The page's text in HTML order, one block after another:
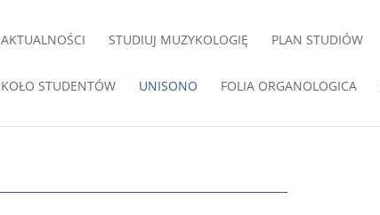
AKTUALNOŚCI STUDIUJ MUZYKOLOGIĘ PLAN STUDIÓW
KOŁO STUDENTÓW UNISONO FOLIA ORGANOLOGICA